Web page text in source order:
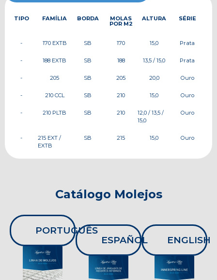
TIPO FAMÍLIA BORDA MOLAS
POR M2
ALTURA SÉRIE
- 170 EXTB SB 170 15,0 Prata
- 188 EXTB SB 188 13,5 / 15,0 Prata
- 205 SB 205 20,0 Ouro
- 210 CCL SB 210 15,0 Ouro
- 210 PLTB SB 210
12,0 / 13,5 /
15,0
Ouro
-
215 EXT /
EXTB
SB 215 15,0 Ouro
Catálogo Molejos
PORTUGUÊS
ESPAÑOL
ENGLISH